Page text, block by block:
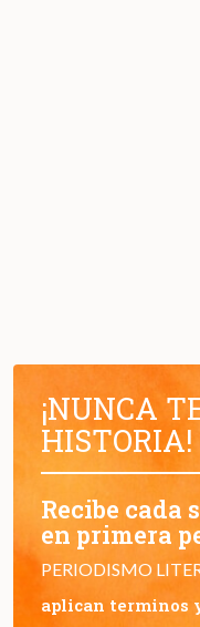
¡NUNCA
HISTORIA!
Recibe cada
en primera
PERIODISMO
aplican terminos